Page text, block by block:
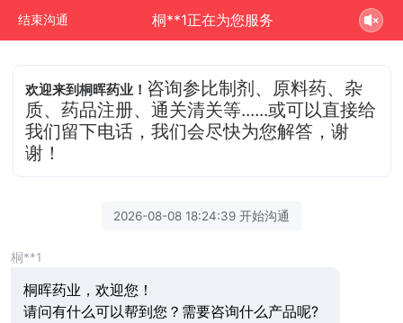
结束沟通 桐**1正在为您服务
欢迎来到桐晖药业！ 咨询参比制剂、原料药、杂
质、药品注册、通关清关等......或可以直接给
我们留下电话，我们会尽快为您解答，谢
谢！
2026-08-08 18:24:39 开始沟通
桐**1
桐晖药业，欢迎您！
请问有什么可以帮到您？需要咨询什么产品呢?